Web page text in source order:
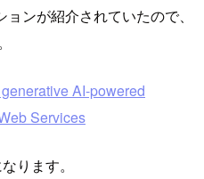
ンが紹介されていたので、
AI-powered
Services
ります。